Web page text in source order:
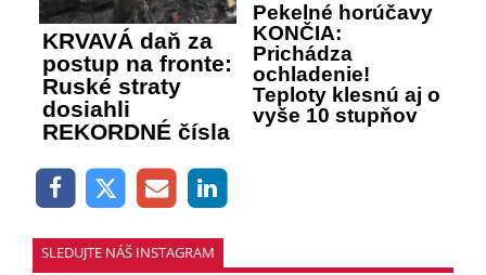
KRVAVÁ daň za
postup na fronte:
Ruské straty
dosiahli
REKORDNÉ čísla
Pekelné horúčavy
KONČIA:
Prichádza
ochladenie!
Teploty klesnú aj o
vyše 10 stupňov
SLEDUJTE NÁŠ INSTAGRAM